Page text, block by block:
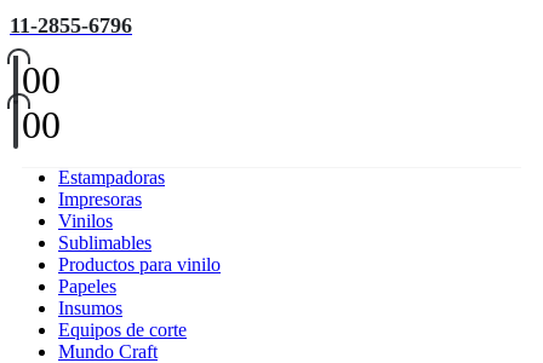
11-2855-6796
00
00
Estampadoras
Impresoras
Vinilos
Sublimables
Productos para vinilo
Papeles
Insumos
Equipos de corte
Mundo Craft